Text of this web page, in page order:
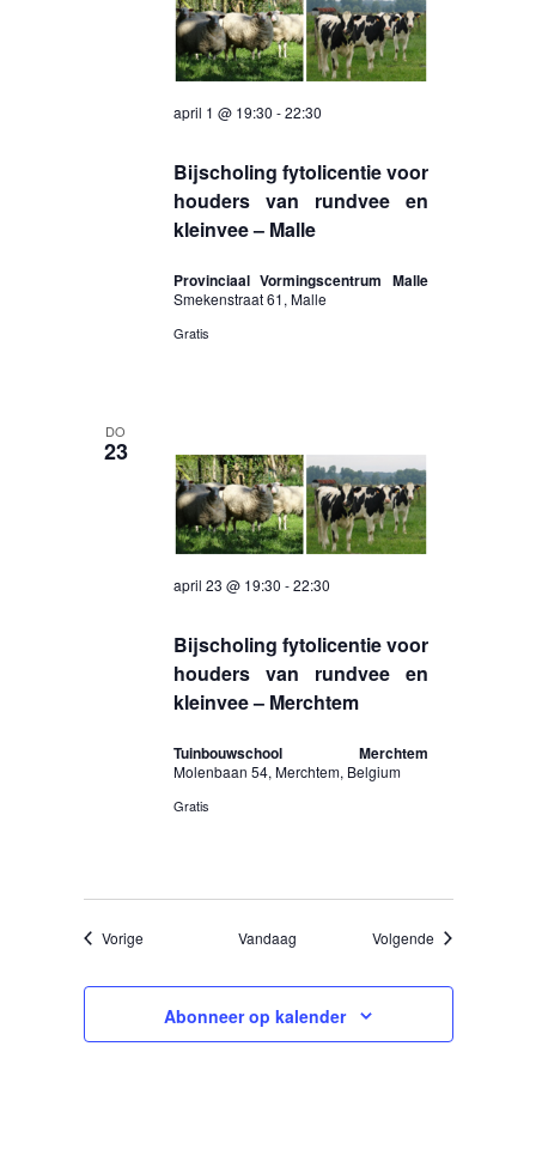
Bijscholing fytolicentie voor
houders van rundvee en
kleinvee – Malle
april 1 @ 19:30 -22:30
Provinciaal Vormingscentrum Malle
Smekenstraat 61, Malle
Gratis
DO
23
Bijscholing fytolicentie voor
houders van rundvee en
kleinvee – Merchtem
april 23 @ 19:30 -22:30
Tuinbouwschool Merchtem
Molenbaan 54, Merchtem, Belgium
Gratis
VorigeEvenementen Vandaag Volgende Evenementen
Abonneer op kalender